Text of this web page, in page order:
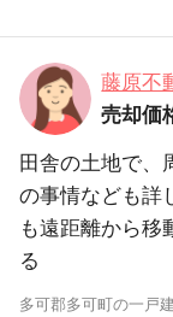
藤原不
売却価
田舎の土地で、
の事情なども詳
も遠距離から移
る
多可郡多可町の一戸